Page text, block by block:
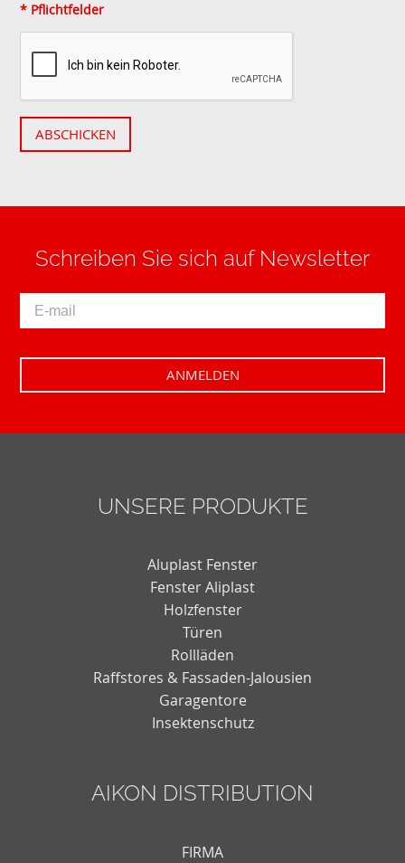
* Pflichtfelder
ABSCHICKEN
Schreiben Sie sich auf Newsletter
UNSERE PRODUKTE
Aluplast Fenster
Fenster Aliplast
Holzfenster
Türen
Rollläden
Raffstores & Fassaden-Jalousien
Garagentore
Insektenschutz
AIKON DISTRIBUTION
FIRMA